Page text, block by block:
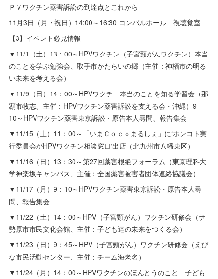
ＰＶワクチン薬害訴訟の到達点とこれから
11月3日（月・祝日）14:00～16:30 コンパルホール 視聴覚室
【3】イベント必見情報
▼11/1（土）13：00～HPVワクチン（子宮頸がんワクチン）本当
のことを学ぶ勉強会、取手市かたらいの郷（主催：神栖市の明る
い未来を考える会）
▼11/9（日）14：00～HPVワクチ 本当のことを知る学習会（那
覇市牧志、主催：HPVワクチン薬害訴訟を支える会・沖縄）9：
10～HPVワクチン薬害東京訴訟・原告本人尋問、報告集会
▼11/15（土）11：00～「いまＣｏｃｏまるしぇ」に‘ホンコト実
行委員会がHPVワクチン相談窓口‘出店（北九州市八幡東区）
▼11/16（日）13：30～第27回薬害根絶フォーラム（東京理科大
学神楽坂キャンパス、主催：全国薬害被害者団体連絡協議会）
▼11/17（月）9：10～HPVワクチン薬害東京訴訟・原告本人尋
問、報告集会
▼11/22（土）14：00～HPV（子宮頸がん）ワクチン研修会（伊
勢原市市民文化会館、主催：子ども達の未来をつくる会）
▼11/23（日）9：45～HPV（子宮頸がん）ワクチン研修会（えび
な市民活動センター、主催：チーム海老名）
▼11/24（月）14：00～HPVワクチンのほんとうのこと 子ども